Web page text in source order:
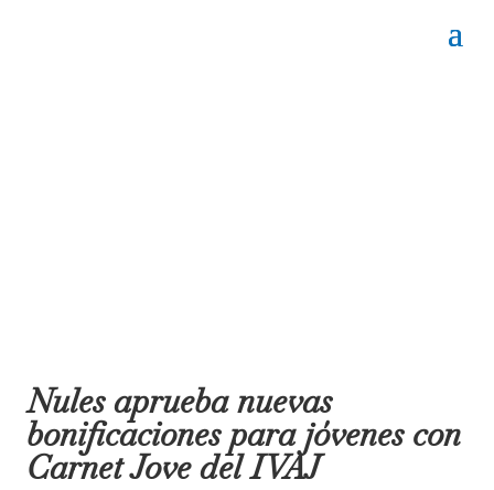
Nules aprueba nuevas
bonificaciones para jóvenes con
Carnet Jove del IVAJ